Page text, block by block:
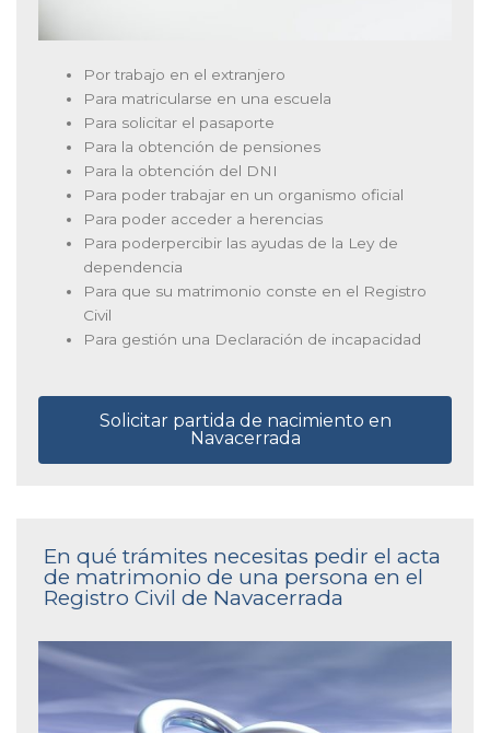
Por trabajo en el extranjero
Para matricularse en una escuela
Para solicitar el pasaporte
Para la obtención de pensiones
Para la obtención del DNI
Para poder trabajar en un organismo oficial
Para poder acceder a herencias
Para poderpercibir las ayudas de la Ley de
dependencia
Para que su matrimonio conste en el Registro
Civil
Para gestión una Declaración de incapacidad
Solicitar partida de nacimiento en
Navacerrada
En qué trámites necesitas pedir el acta
de matrimonio de una persona en el
Registro Civil de Navacerrada